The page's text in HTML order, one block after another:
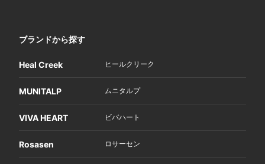
ブランドから探す
Heal Creek ヒールクリーク
MUNITALP ムニタルプ
VIVA HEART ビバハート
Rosasen ロサーセン